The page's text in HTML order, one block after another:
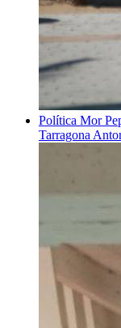
Política Mor
Tarragona